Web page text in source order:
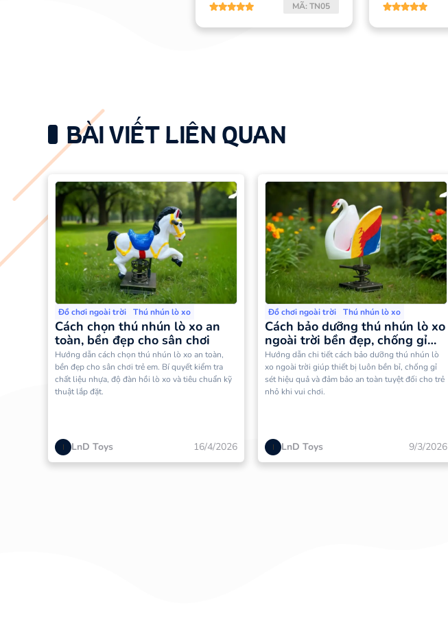
Thiết Bị Trong
Nhà
Đồ Chơi
Dụng Cụ
Thiết Bị Nhập
Khẩu
Dưới 3 Triệu
3 Triệu - 5 Triệu
5 Triệu - 10 Triệu
10 Triệu - 20 Triệu
Trên 20 Triệu
MÃ:TN05
BÀI VIẾT LIÊN QUAN
Đồ chơi ngoài trời Thú nhún lò xo
Cách chọn thú nhún lò xo an
toàn, bền đẹp cho sân chơi
Hướng dẫn cách chọn thú nhún lò xo an toàn,
bền đẹp cho sân chơi trẻ em. Bí quyết kiểm tra
chất liệu nhựa, độ đàn hồi lò xo và tiêu chuẩn kỹ
thuật lắp đặt.
LnD Toys 16/4/2026
Đồ chơi ngoài trời Thú nhún lò xo
Cách bảo dưỡng thú nhún lò xo
ngoài trời bền đẹp, chống gỉ
sét
Hướng dẫn chi tiết cách bảo dưỡng thú nhún lò
xo ngoài trời giúp thiết bị luôn bền bỉ, chống gỉ
sét hiệu quả và đảm bảo an toàn tuyệt đối cho trẻ
nhỏ khi vui chơi.
LnD Toys 9/3/2026